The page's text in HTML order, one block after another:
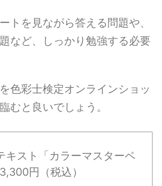
トを見ながら答える問題や、
など、しっかり勉強する必要
色彩士検定オンラインショッ
むと良いでしょう。
キスト「カラーマスターベ
円（税込）